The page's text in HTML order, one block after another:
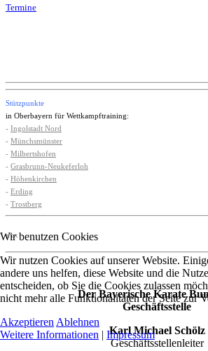
Termine
Stützpunkte
in Oberbayern für Wettkampftraining:
- Ingolstadt Nord
- Münchsmünster
- Milbertshofen
- Grasbrunn-Neukeferloh
- Höhenkirchen
- Erding
- Trostberg
xxx
Der Bayerische Karate
Geschäftsstelle
Karl Michael Schölz
Geschäftsstellenleiter
Wir benutzen Cookies
Wir nutzen Cookies auf unserer Website.
andere uns helfen, diese Website und die
entscheiden, ob Sie die Cookies zulassen
nicht mehr alle Funktionalitäten der Seite zur
Akzeptieren Ablehnen
Weitere Informationen | Impressum